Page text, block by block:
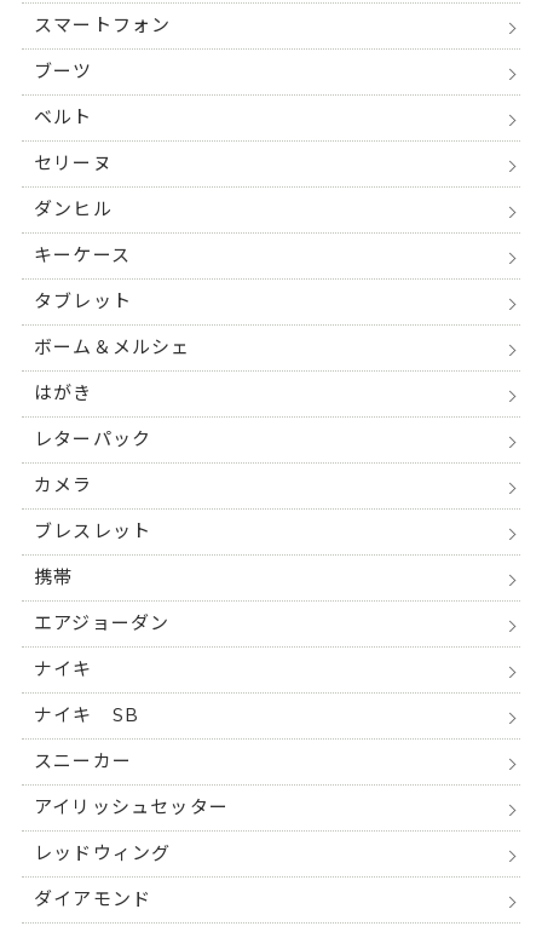
スマートフォン
ブーツ
ベルト
セリーヌ
ダンヒル
キーケース
タブレット
ボーム＆メルシェ
はがき
レターパック
カメラ
ブレスレット
携帯
エアジョーダン
ナイキ
ナイキ SB
スニーカー
アイリッシュセッター
レッドウィング
ダイアモンド